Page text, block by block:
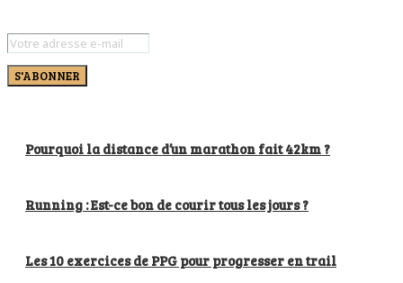
S'ABONNER
Pourquoi la distance d’un marathon fait 42km ?
Running : Est-ce bon de courir tous les jours ?
Les 10 exercices de PPG pour progresser en trail